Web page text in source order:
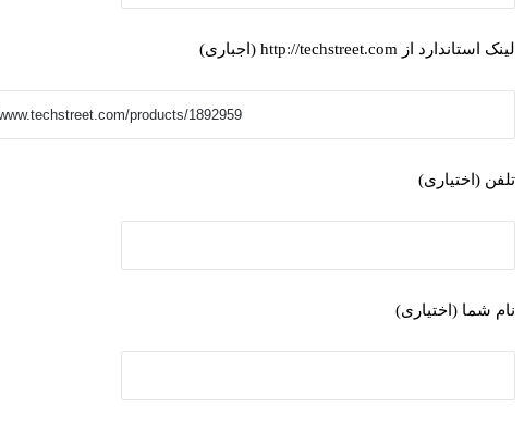
لینک استاندارد از http://techstreet.com (اجباری)
تلفن (اختیاری)
نام شما (اختیاری)